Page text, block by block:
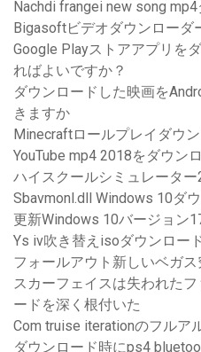
Nachdi frangei new song
Bigasoftビデオダウンローダ
Google Playストアアプリを
ればよいですか？
ダウンロードした映画を
きますか
Minecraftロールプレイダウ
YouTube mp4 2018をダウン
ハイスクールシミュレータ
Sbavmonl.dll Windows 10ダ
更新Windows 10バージョン
Ys iv吹き替えisoダウンロー
フォールアウト新しいベガ
スカーフェイスは失われた
ードを深く根付いた
Com truise iterationのフルア
ダウンロード時にps4